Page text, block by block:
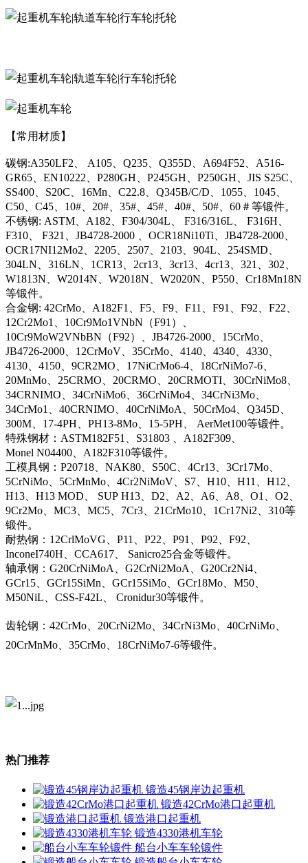
【常用材质】
碳钢:A350LF2、 A105、Q235、Q355D、A694F52、A516-
GR65、EN10222、P280GH、P245GH、P250GH、JIS S25C、
SS400、S20C、16Mn、C22.8、Q345B/C/D、1055、1045、
C50、C45、10#、20#、35#、45#、40#、50#、60＃等锻件。
不锈钢: ASTM、A182、F304/304L、 F316/316L、 F316H、
F310、 F321、JB4728-2000 、OCR18Ni10Ti、JB4728-2000、
OCR17NI12Mo2、2205、2507、2103、904L、254SMD、
304LN、316LN、1CR13、2cr13、3cr13、4cr13、321、302、
W1813N、W2014N、W2018N、W2020N、P550、Cr18Mn18N
等锻件。
合金钢: 42CrMo、A182F1、F5、F9、F11、F91、F92、F22、
12Cr2Mo1、10Cr9Mo1VNbN（F91）、
10Cr9MoW2VNbBN（F92）、JB4726-2000、15CrMo、
JB4726-2000、12CrMoV、35CrMo、4140、4340、4330、
4130、4150、9CR2MO、17NiCrMo6-4、18CrNiMo7-6、
20MnMo、25CRMO、20CRMO、20CRMOTI、30CrNiMo8、
34CRNIMO、34CrNiMo6、36CrNiMo4、34CrNi3Mo、
34CrMo1、40CRNIMO、40CrNiMoA、50CrMo4、Q345D、
300M、17-4PH、PH13-8Mo、15-5PH、 AerMet100等锻件。
特殊钢材：ASTM182F51、S31803 、A182F309、
Monel N04400、A182F310等锻件。
工模具钢：P20718、NAK80、S50C、4Cr13、3Cr17Mo、
5CrNiMo、5CrMnMo、4Cr2NiMoV、S7、H10、H11、H12、
H13、H13 MOD、 SUP H13、D2、A2、A6、A8、O1、O2、
9Cr2Mo、MC3、MC5、7Cr3、21CrMo10、1Cr17Ni2、310等
锻件。
耐热钢：12CrlMoVG、P11、P22、P91、P92、F92、
InconeI740H、CCA617、 Sanicro25合金等锻件。
轴承钢：G20CrNiMoA、G2CrNi2MoA、G20Cr2Ni4、
GCr15、GCr15SiMn、GCr15SiMo、GCr18Mo、M50、
M50NiL、CSS-F42L、 Cronidur30等锻件。
齿轮钢：42CrMo、20CrNi2Mo、34CrNi3Mo、40CrNiMo、
20CrMnMo、35CrMo、18CrNiMo7-6等锻件。
热门推荐
锻造45钢岸边起重机
锻造42CrMo港口起重机
锻造港口起重机
锻造4330港机车轮
船台小车车轮锻件